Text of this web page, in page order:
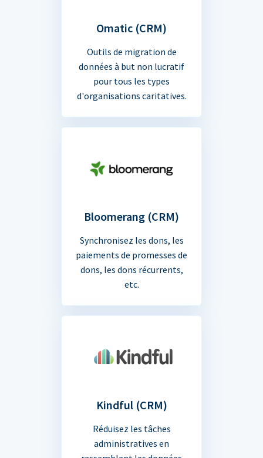
Omatic (CRM)
Outils de migration de
données à but non lucratif
pour tous les types
d'organisations caritatives.
Bloomerang (CRM)
Synchronisez les dons, les
paiements de promesses de
dons, les dons récurrents,
etc.
Kindful (CRM)
Réduisez les tâches
administratives en